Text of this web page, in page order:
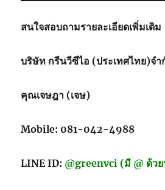
สนใจสอบถามรายละเอียดเพิ่มเติม
บริษัท กรีนวีซีไอ (ประเทศไทย)จำ
คุณเจษฎา (เจษ)
Mobile: 081-042-4988
LINE ID: @greenvci (มี @ ด้ว